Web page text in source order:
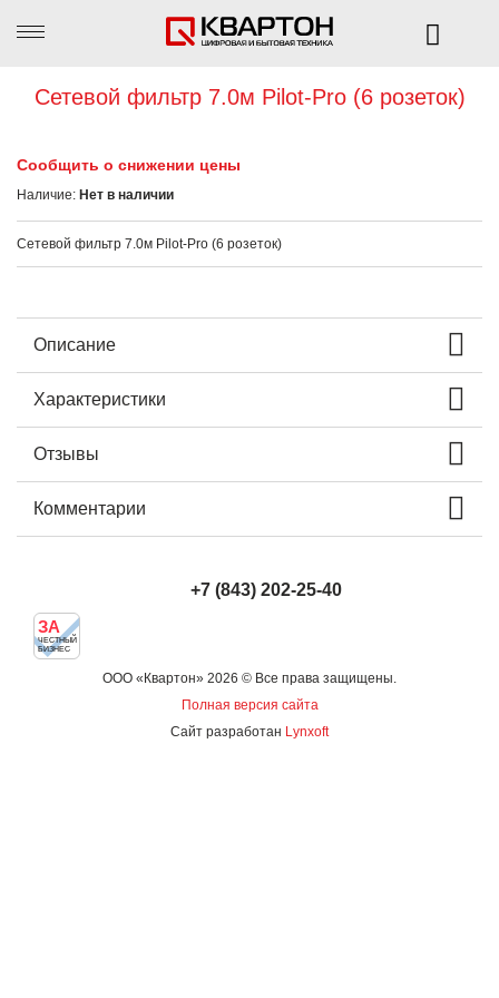
Сетевой фильтр 7.0м Pilot-Pro (6 розеток)
Сообщить о снижении цены
Наличие: Нет в наличии
Сетевой фильтр 7.0м Pilot-Pro (6 розеток)
Описание
Характеристики
Отзывы
Комментарии
+7 (843) 202-25-40
ЗА
ЧЕСТНЫЙ
БИЗНЕС
ООО «Квартон» 2026 © Все права защищены.
Полная версия сайта
Сайт разработан Lynxoft